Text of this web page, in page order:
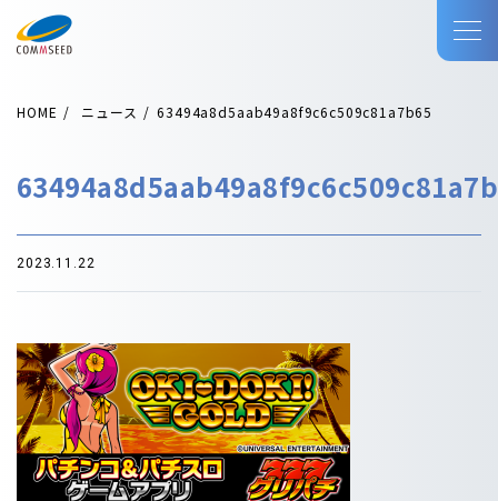
HOME ニュース 63494a8d5aab49a8f9c6c509c81a7b65
2023.11.22